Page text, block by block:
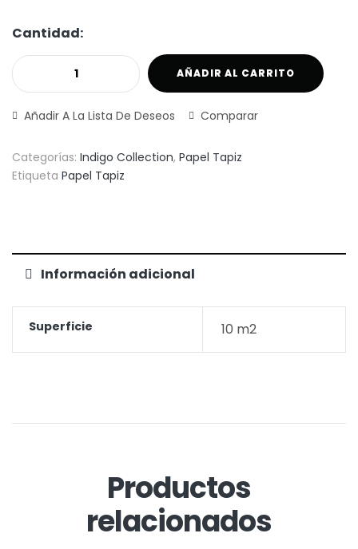
Cantidad:
AÑADIR AL CARRITO
Añadir A La Lista De Deseos Comparar
Categorías: Indigo Collection, Papel Tapiz
Etiqueta Papel Tapiz
Información adicional
Superficie 10 m2
Productos
relacionados